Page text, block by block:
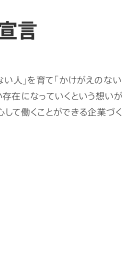
言
人」を育て「かけがえのな
在になっていくという想い
て働くことができる企業づ